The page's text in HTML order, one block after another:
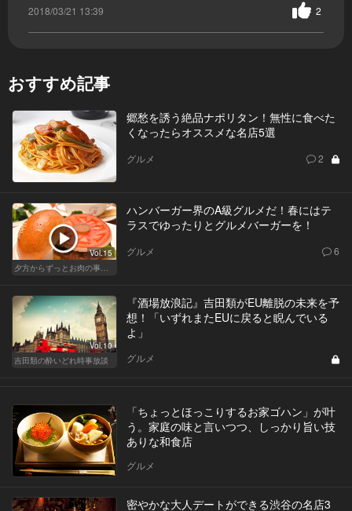
2018/03/21 13:39 2
おすすめ記事
郷愁を誘う絶品ナポリタン！無性に食べた
くなったらオススメな名店5選
グルメ 2
Vol.15
夕方からずっとお肉の事を考えてる貴方へ
ハンバーガー界のA級グルメだ！春にはテ
ラスでゆったりとグルメバーガーを！
グルメ 6
Vol.10
吉田類の酔いどれ時事放談
『酒場放浪記』吉田類がEU離脱の未来を予
想！「いずれまたEUに戻ると睨んでいる
よ」
グルメ
「ちょっとほっこりするお家ゴハン」が叶
う。家庭の味と言いつつ、しっかり旨い技
ありな和食店
グルメ
密やかな大人デートができる渋谷の名店3